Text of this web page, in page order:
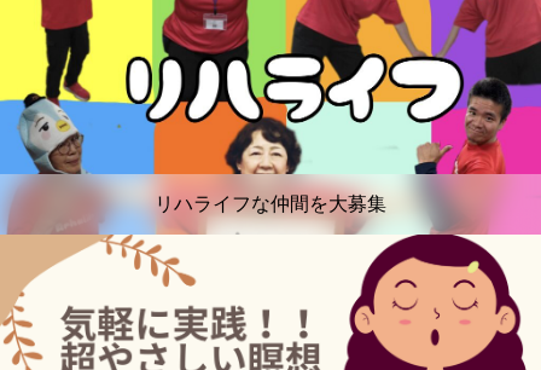
リハライフな仲間を大募集